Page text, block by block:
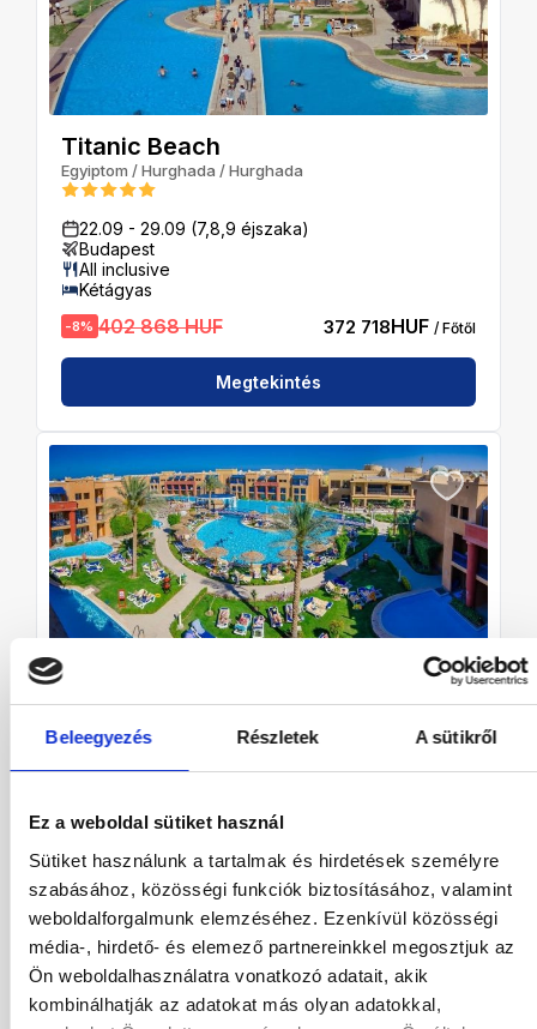
Beleegyezés Részletek A sütikről
Ez a weboldal sütiket használ
Sütiket használunk a tartalmak és hirdetések személyre
szabásához, közösségi funkciók biztosításához, valamint
weboldalforgalmunk elemzéséhez. Ezenkívül közösségi
média-, hirdető- és elemező partnereinkkel megosztjuk az
Ön weboldalhasználatra vonatkozó adatait, akik
kombinálhatják az adatokat más olyan adatokkal,
Titanic Beach
Egyiptom /Hurghada /Hurghada
22.09 - 29.09 (7,8,9 éjszaka)
Budapest
All inclusive
Kétágyas
-8% 402 868 HUF 372 718HUF / Főtől
Megtekintés
22.09 - 29.09 (7,8,9 éjszaka)
All inclusive
Kétágyas
-8 % 402 868 HUF 372 718HUF / Főtől
Megtekintés